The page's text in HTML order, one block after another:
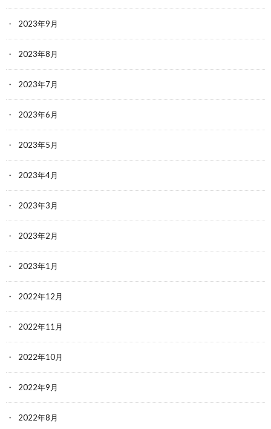
2023年9月
2023年8月
2023年7月
2023年6月
2023年5月
2023年4月
2023年3月
2023年2月
2023年1月
2022年12月
2022年11月
2022年10月
2022年9月
2022年8月